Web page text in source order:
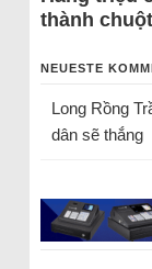
thành
NEUESTE
Long Rồng
dân sẽ thắng